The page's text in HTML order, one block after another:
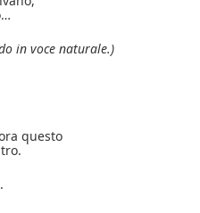
in voce naturale.)
questo